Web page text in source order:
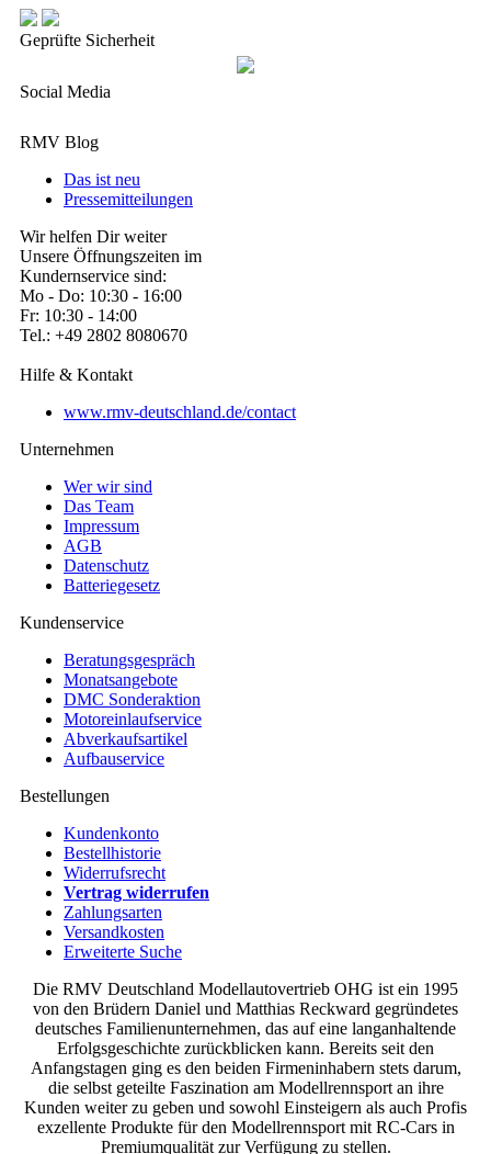
Geprüfte Sicherheit
Social Media
RMV Blog
Das ist neu
Pressemitteilungen
Wir helfen Dir weiter
Unsere Öffnungszeiten im
Kundernservice sind:
Mo - Do: 10:30 - 16:00
Fr: 10:30 - 14:00
Tel.: +49 2802 8080670
Hilfe & Kontakt
www.rmv-deutschland.de/contact
Unternehmen
Wer wir sind
Das Team
Impressum
AGB
Datenschutz
Batteriegesetz
Kundenservice
Beratungsgespräch
Monatsangebote
DMC Sonderaktion
Motoreinlaufservice
Abverkaufsartikel
Aufbauservice
Bestellungen
Kundenkonto
Bestellhistorie
Widerrufsrecht
Vertrag widerrufen
Zahlungsarten
Versandkosten
Erweiterte Suche
Die RMV Deutschland Modellautovertrieb OHG ist ein 1995
von den Brüdern Daniel und Matthias Reckward gegründetes
deutsches Familienunternehmen, das auf eine langanhaltende
Erfolgsgeschichte zurückblicken kann. Bereits seit den
Anfangstagen ging es den beiden Firmeninhabern stets darum,
die selbst geteilte Faszination am Modellrennsport an ihre
Kunden weiter zu geben und sowohl Einsteigern als auch Profis
exzellente Produkte für den Modellrennsport mit RC-Cars in
Premiumqualität zur Verfügung zu stellen.